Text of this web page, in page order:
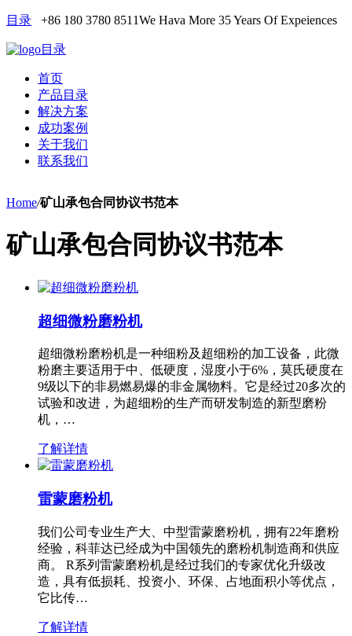
目录 +86 180 3780 8511We Hava More 35 Years Of Expeiences
目录
首页
产品目录
解决方案
成功案例
关于我们
联系我们
Home/矿山承包合同协议书范本
矿山承包合同协议书范本
超细微粉磨粉机
超细微粉磨粉机是一种细粉及超细粉的加工设备，此微
粉磨主要适用于中、低硬度，湿度小于6%，莫氏硬度在
9级以下的非易燃易爆的非金属物料。它是经过20多次的
试验和改进，为超细粉的生产而研发制造的新型磨粉
机，…
了解详情
雷蒙磨粉机
我们公司专业生产大、中型雷蒙磨粉机，拥有22年磨粉
经验，科菲达已经成为中国领先的磨粉机制造商和供应
商。 R系列雷蒙磨粉机是经过我们的专家优化升级改
造，具有低损耗、投资小、环保、占地面积小等优点，
它比传…
了解详情